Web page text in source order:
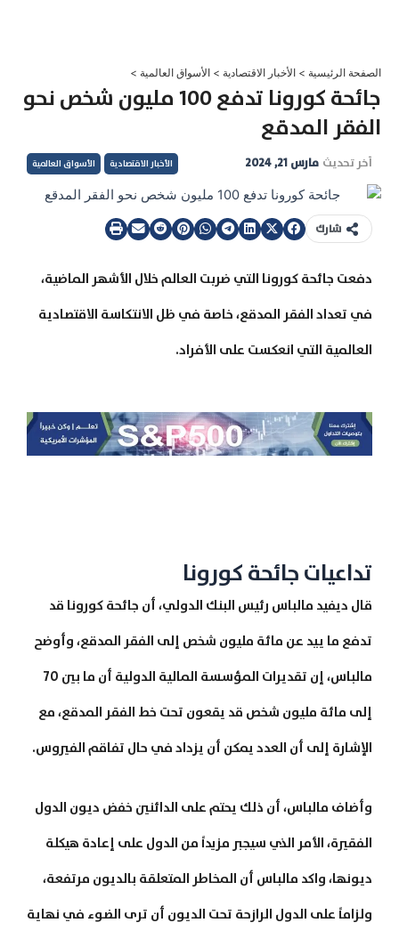
الصفحة الرئيسية > الأخبار الاقتصادية > الأسواق العالمية >
جائحة كورونا تدفع 100 مليون شخص نحو
الفقر المدقع
آخر تحديث مارس 21, 2024 الأخبار الاقتصادية الأسواق العالمية
شارك
دفعت جائحة كورونا التي ضربت العالم خلال الأشهر الماضية،
في تعداد الفقر المدقع، خاصة في ظل الانتكاسة الاقتصادية
العالمية التي انعكست على الأفراد.
تداعيات جائحة كورونا
قال ديفيد مالباس رئيس البنك الدولي، أن جائحة كورونا قد
تدفع ما ييد عن مائة مليون شخص إلى الفقر المدقع، وأوضح
مالباس، إن تقديرات المؤسسة المالية الدولية أن ما بين 70
إلى مائة مليون شخص قد يقعون تحت خط الفقر المدقع، مع
الإشارة إلى أن العدد يمكن أن يزداد في حال تفاقم الفيروس.
وأضاف مالباس، أن ذلك يحتم على الدائنين خفض ديون الدول
الفقيرة، الأمر الذي سيجبر مزيداً من الدول على إعادة هيكلة
ديونها، واكد مالباس أن المخاطر المتعلقة بالديون مرتفعة،
ولزاماً على الدول الرازحة تحت الديون أن ترى الضوء في نهاية